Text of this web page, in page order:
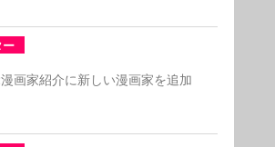
画家紹介に新しい漫画家を追加